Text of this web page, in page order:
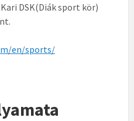
DSK(Diák sport kör)
en/sports/